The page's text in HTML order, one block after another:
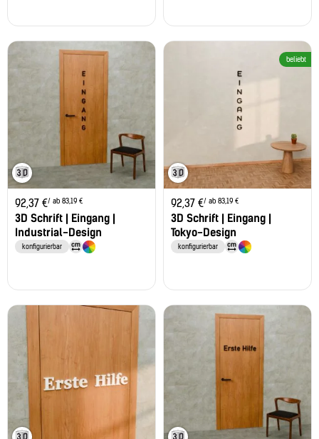
92,37 €/ ab 83,19 €
3D Schrift | Eingang |
Industrial-Design
konfigurierbar
beliebt
92,37 €/ ab 83,19 €
3D Schrift | Eingang |
Tokyo-Design
konfigurierbar